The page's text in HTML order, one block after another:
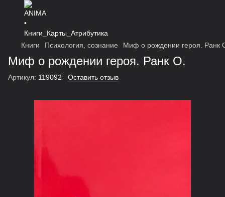
Книги Психология, сознание Миф о рождении героя. Ранк
Миф о рождении героя. Ранк О.
Артикул: 119092 Оставить отзыв